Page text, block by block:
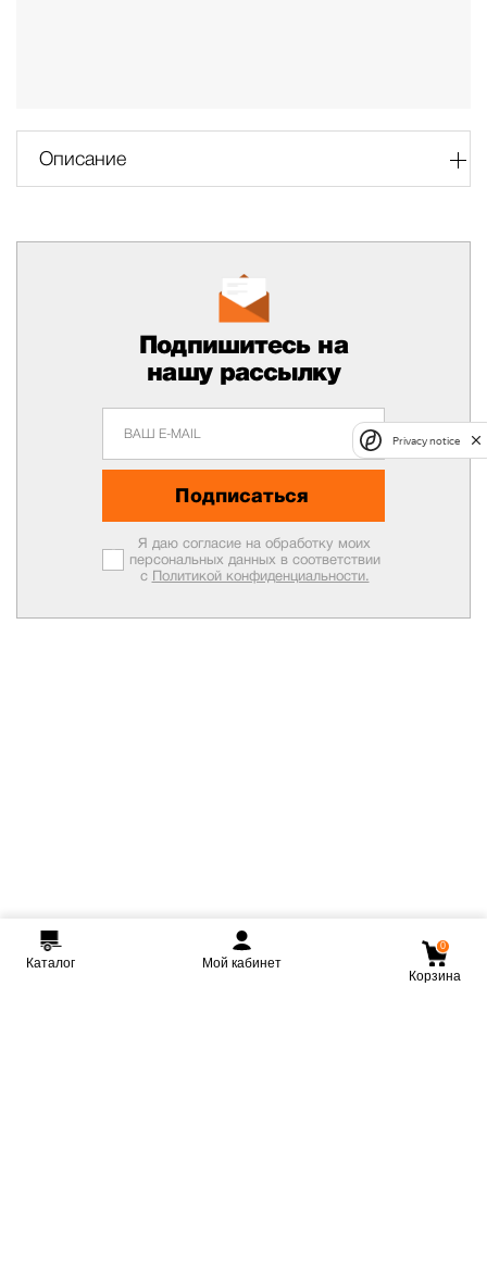
Описание
Подпишитесь на
нашу рассылку
Подписаться
Я даю согласие на обработку моих
персональных данных в соответствии
с Политикой конфиденциальности.
Каталог Мой кабинет
0
Корзина
Privacy notice